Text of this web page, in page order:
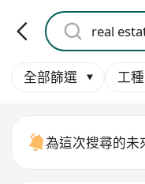
全部篩選 工種
為這次搜尋的未